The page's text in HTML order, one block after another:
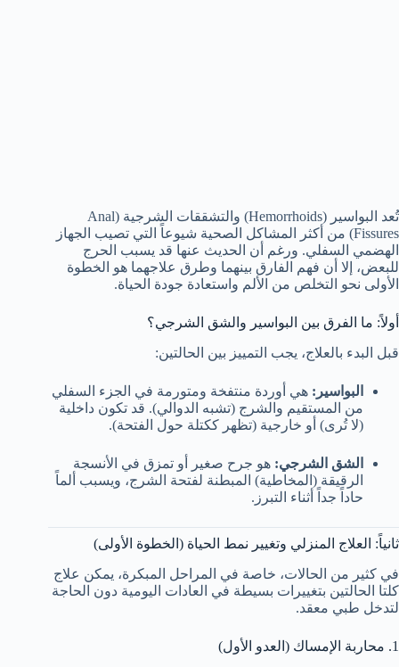
تُعد البواسير (Hemorrhoids) والتشققات الشرجية (Anal
Fissures) من أكثر المشاكل الصحية شيوعاً التي تصيب الجهاز
الهضمي السفلي. ورغم أن الحديث عنها قد يسبب الحرج
للبعض، إلا أن فهم الفارق بينهما وطرق علاجهما هو الخطوة
الأولى نحو التخلص من الألم واستعادة جودة الحياة.
أولاً: ما الفرق بين البواسير والشق الشرجي؟
قبل البدء بالعلاج، يجب التمييز بين الحالتين:
البواسير: هي أوردة منتفخة ومتورمة في الجزء السفلي
من المستقيم والشرج (تشبه الدوالي). قد تكون داخلية
(لا تُرى) أو خارجية (تظهر ككتلة حول الفتحة).
الشق الشرجي: هو جرح صغير أو تمزق في الأنسجة
الرقيقة (المخاطية) المبطنة لفتحة الشرج، ويسبب ألماً
حاداً جداً أثناء التبرز.
ثانياً: العلاج المنزلي وتغيير نمط الحياة (الخطوة الأولى)
في كثير من الحالات، خاصة في المراحل المبكرة، يمكن علاج
كلتا الحالتين بتغييرات بسيطة في العادات اليومية دون الحاجة
لتدخل طبي معقد.
1. محاربة الإمساك (العدو الأول)